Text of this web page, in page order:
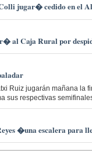
jugar� cedido en el
al Caja Rural por
Ruiz jugarán mañana la
sus respectivas
�una escalera para